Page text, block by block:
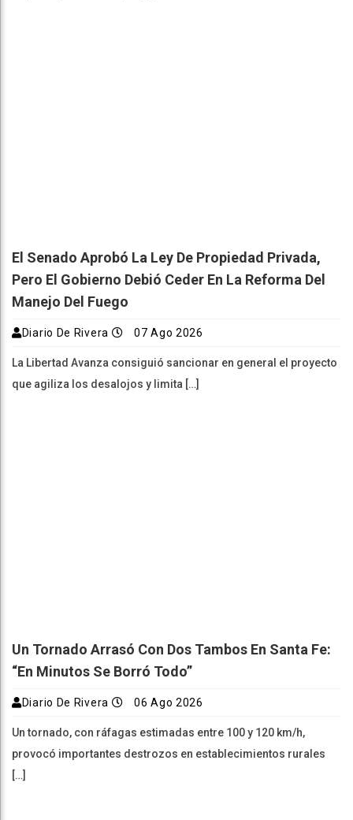
El Senado Aprobó La Ley De Propiedad Privada,
Pero El Gobierno Debió Ceder En La Reforma Del
Manejo Del Fuego
Diario De Rivera 07 Ago 2026
La Libertad Avanza consiguió sancionar en general el proyecto
que agiliza los desalojos y limita […]
Un Tornado Arrasó Con Dos Tambos En Santa Fe:
“En Minutos Se Borró Todo”
Diario De Rivera 06 Ago 2026
Un tornado, con ráfagas estimadas entre 100 y 120 km/h,
provocó importantes destrozos en establecimientos rurales
[…]